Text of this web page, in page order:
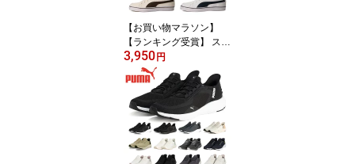
【お買い物マラソン】
【ランキング受賞】 スニ
ーカー プーマ メンズ レ
ディース Vコートバルク
389907 PUMA クラシッ
ク コートスニーカー
3,950 円